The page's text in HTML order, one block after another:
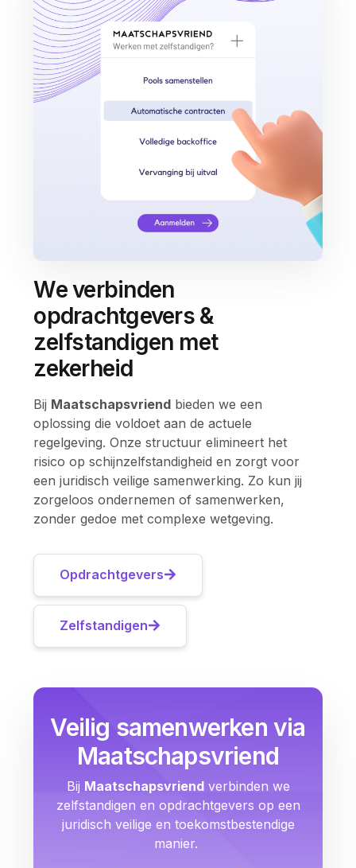
We verbinden
opdrachtgevers &
zelfstandigen met
zekerheid
Bij Maatschapsvriend bieden we een
oplossing die voldoet aan de actuele
regelgeving. Onze structuur elimineert het
risico op schijnzelfstandigheid en zorgt voor
een juridisch veilige samenwerking. Zo kun jij
zorgeloos ondernemen of samenwerken,
zonder gedoe met complexe wetgeving.
Opdrachtgevers
Zelfstandigen
Veilig samenwerken via
Maatschapsvriend
Bij Maatschapsvriendverbinden we
zelfstandigen en opdrachtgevers op een
juridisch veilige en toekomstbestendige
manier.